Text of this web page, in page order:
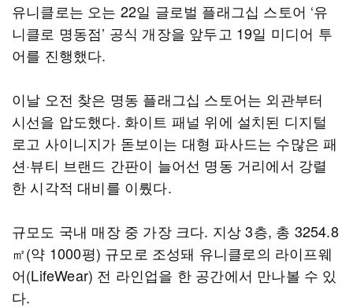
유니클로는 오는 22일 글로벌 플래그십 스토어 ‘유
니클로 명동점’ 공식 개장을 앞두고 19일 미디어 투
어를 진행했다.
이날 오전 찾은 명동 플래그십 스토어는 외관부터
시선을 압도했다. 화이트 패널 위에 설치된 디지털
로고 사이니지가 돋보이는 대형 파사드는 수많은 패
션·뷰티 브랜드 간판이 늘어선 명동 거리에서 강렬
한 시각적 대비를 이뤘다.
규모도 국내 매장 중 가장 크다. 지상 3층, 총 3254.8
㎡(약 1000평) 규모로 조성돼 유니클로의 라이프웨
어(LifeWear) 전 라인업을 한 공간에서 만나볼 수 있
다.